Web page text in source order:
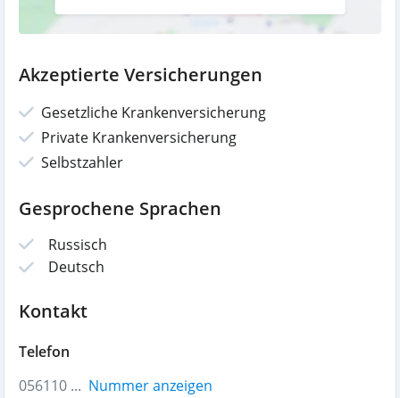
Akzeptierte Versicherungen
Gesetzliche Krankenversicherung
Private Krankenversicherung
Selbstzahler
Gesprochene Sprachen
Russisch
Deutsch
Kontakt
Telefon
056110 ... Nummer anzeigen